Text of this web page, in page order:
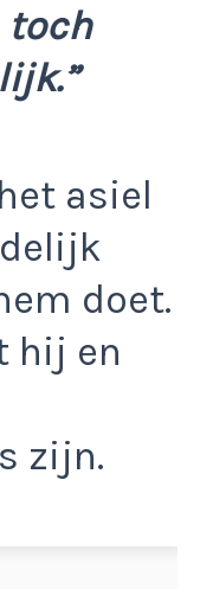
toch
asiel
doet.
hij en
zijn.